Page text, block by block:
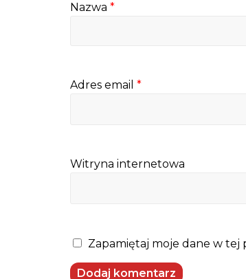
Nazwa *
Adres email *
Witryna internetowa
Zapamiętaj moje dane w tej